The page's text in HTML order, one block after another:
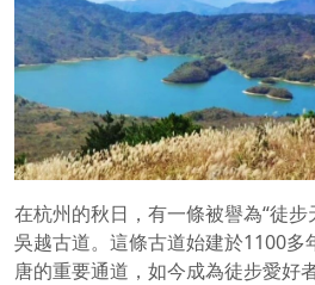
在杭州的秋日，有一條被譽為“徒
吳越古道。這條古道始建於1100多
唐的重要通道，如今成為徒步愛好